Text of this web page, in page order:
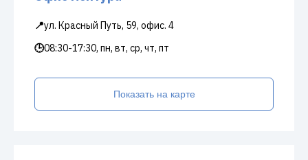
📍ул. Красный Путь, 59, офис. 4
🕒08:30-17:30, пн, вт, ср, чт, пт
Показать на карте